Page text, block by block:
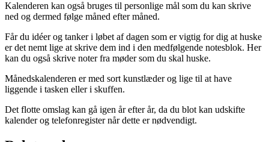
Kalenderen kan også bruges til personlige mål som du kan skrive
ned og dermed følge måned efter måned.
Får du idéer og tanker i løbet af dagen som er vigtig for dig at huske
er det nemt lige at skrive dem ind i den medfølgende notesblok. Her
kan du også skrive noter fra møder som du skal huske.
Månedskalenderen er med sort kunstlæder og lige til at have
liggende i tasken eller i skuffen.
Det flotte omslag kan gå igen år efter år, da du blot kan udskifte
kalender og telefonregister når dette er nødvendigt.